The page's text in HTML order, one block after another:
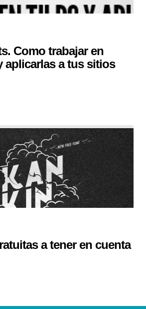
Como trabajar en
aplicarlas a tus sitios
a tener en cuenta